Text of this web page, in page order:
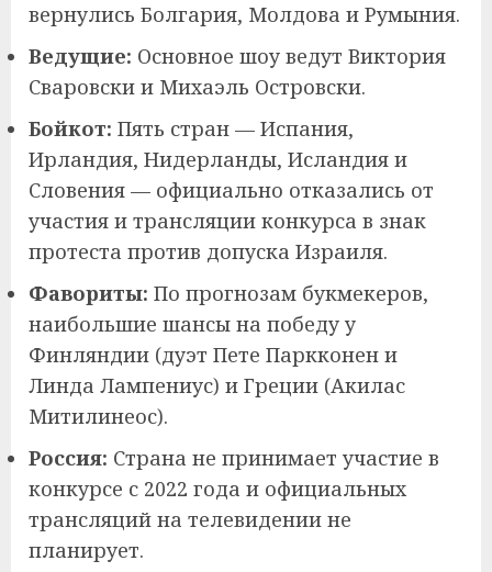
вернулись Болгария, Молдова и Румыния.
Ведущие: Основное шоу ведут Виктория
Сваровски и Михаэль Островски.
Бойкот: Пять стран — Испания,
Ирландия, Нидерланды, Исландия и
Словения — официально отказались от
участия и трансляции конкурса в знак
протеста против допуска Израиля.
Фавориты: По прогнозам букмекеров,
наибольшие шансы на победу у
Финляндии (дуэт Пете Паркконен и
Линда Лампениус) и Греции (Акилас
Митилинеос).
Россия: Страна не принимает участие в
конкурсе с 2022 года и официальных
трансляций на телевидении не
планирует.